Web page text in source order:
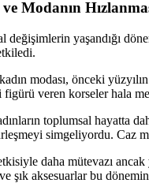
Modanın
değişimlerin yaşandığı
modası, önceki
figürü veren korseler hala
toplumsal hayatta
simgeliyordu. Caz
daha mütevazı
şık aksesuarlar bu